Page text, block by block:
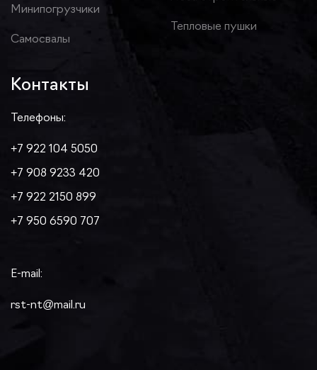
Минипогрузчики
Самосвалы
Тепловые пушки
Контакты
Телефоны:
+7 922 104 5050
+7 908 9233 420
+7 922 2150 899
+7 950 6590 707
E-mail:
rst-nt@mail.ru